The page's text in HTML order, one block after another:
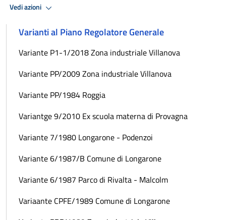
Vedi azioni
Varianti al Piano Regolatore Generale
Variante P1-1/2018 Zona industriale Villanova
Variante PP/2009 Zona industriale Villanova
Variante PP/1984 Roggia
Variantge 9/2010 Ex scuola materna di Provagna
Variante 7/1980 Longarone - Podenzoi
Variante 6/1987/B Comune di Longarone
Variante 6/1987 Parco di Rivalta - Malcolm
Variaante CPFE/1989 Comune di Longarone